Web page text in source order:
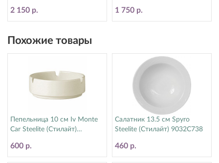
2 150 р. 1 750 р.
Похожие товары
Пепельница 10 см Iv Monte
Car Steelite (Стилайт)
600 р.
Салатник 13.5 см Spyro
Steelite (Стилайт) 9032C738
460 р.